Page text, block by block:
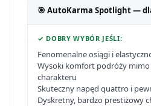
🎯 AutoKarma Spotlight —
✓ DOBRY WYBÓR JEŚLI:
Fenomenalne osiągi i
Wysoki komfort podróży
charakteru
Skuteczny napęd quattro i
Dyskretny, bardzo prestiżowy